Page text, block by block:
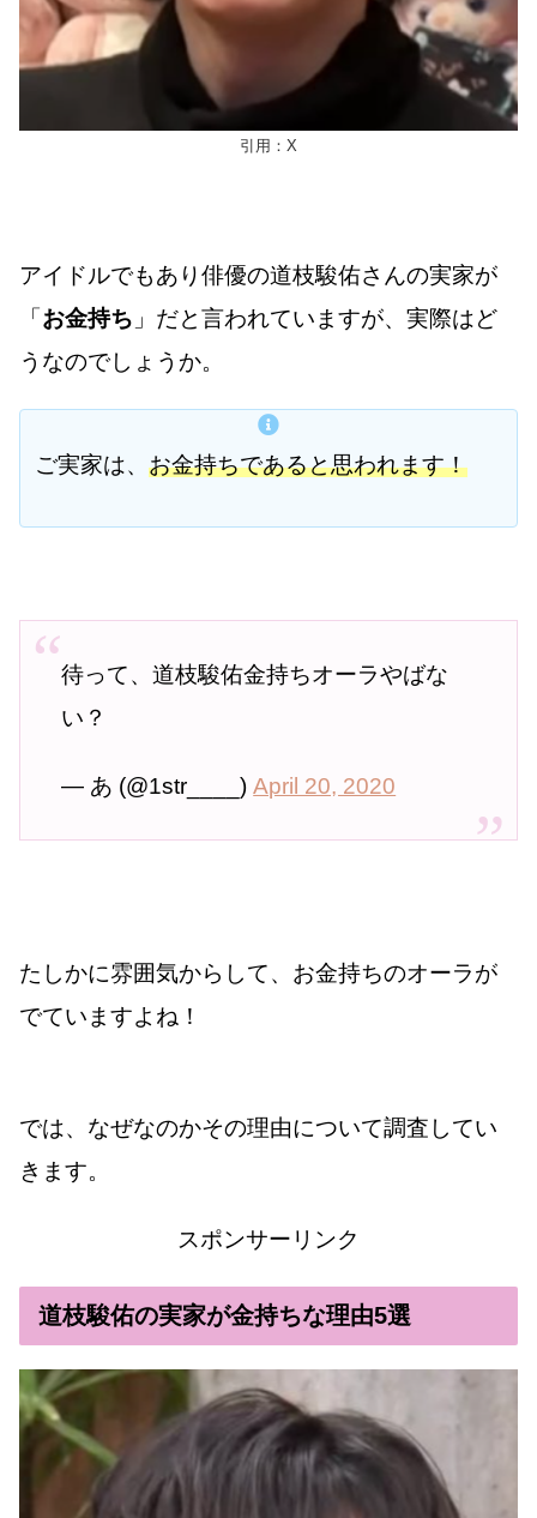
引用：X
アイドルでもあり俳優の道枝駿佑さんの実家が
「お金持ち 」だと言われていますが、実際はど
うなのでしょうか。
ご実家は、 お金持ちであると思われます！
待って、道枝駿佑金持ちオーラやばな
い？
— あ (@1str____)April 20, 2020
たしかに雰囲気からして、お金持ちのオーラが
でていますよね！
では、なぜなのかその理由について調査してい
きます。
スポンサーリンク
道枝駿佑の実家が金持ちな理由5選